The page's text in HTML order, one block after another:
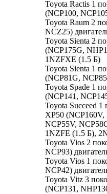
Toyota Ractis 1
(NCP100,
Toyota Raum 2
NCZ25)
Toyota Sienta 2
(NCP175G,
1NZFXE (1.5 Б)
Toyota Sienta 1
(NCP81G,
Toyota Spade 1
(NCP141,
Toyota Succeed 1
XP50
NCP55V,
1NZFE (1.5 Б),
Toyota Vios 2
NCP93)
Toyota Vios 1
NCP42)
Toyota Vitz 3
(NCP131,